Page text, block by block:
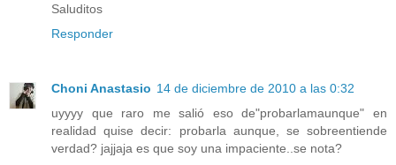
Saluditos
Responder
Choni Anastasio 14 de diciembre de 2010 a las 0:32
uyyyy que raro me salió eso de"probarlamaunque" en
realidad quise decir: probarla aunque, se sobreentiende
verdad? jajjaja es que soy una impaciente..se nota?